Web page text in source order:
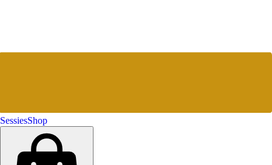
SessiesShop